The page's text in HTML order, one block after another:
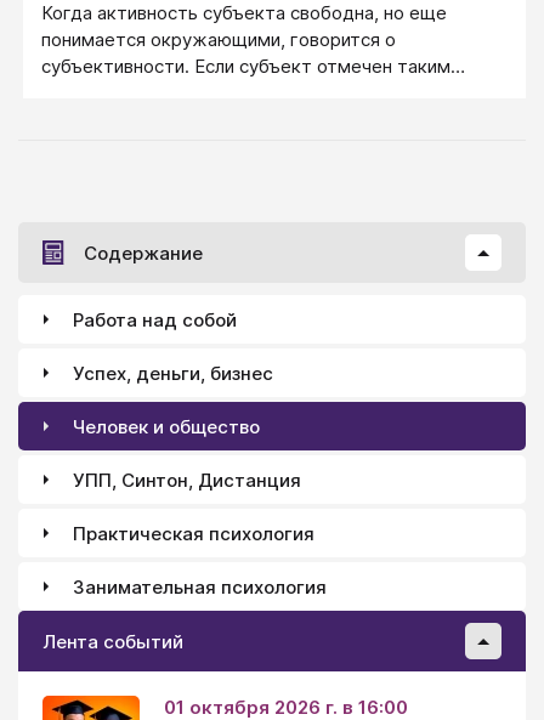
«цунамиобразные» вибрации, чем и накликали на
себя эту беду, потому что с нами не происходит
ничего из того, что мы сами к себе не
Когда активность субъекта свободна, но еще
понимается окружающими, говорится о
субъективности. Если субъект отмечен таким
Содержание
Работа над собой
Успех, деньги, бизнес
Человек и общество
УПП, Синтон, Дистанция
Практическая психология
Занимательная психология
Лента событий
01 октября 2026 г. в 16:00